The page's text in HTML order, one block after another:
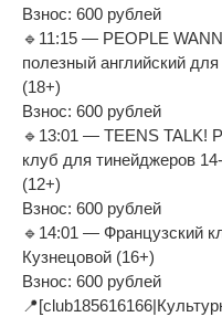
Взнос: 600 рублей
🔹11:15 — PEOPLE
полезный английский
(18+)
Взнос: 600 рублей
🔹13:01 — TEENS TALK!
клуб для тинейджеров
(12+)
Взнос: 600 рублей
🔹14:01 — Французский
Кузнецовой (16+)
Взнос: 600 рублей